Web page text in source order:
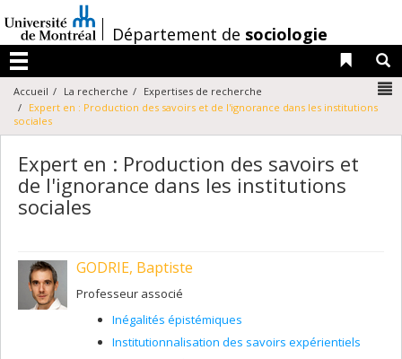
au
contenu
/Département de sociologie
Menu
Liens
Accueil La recherche
Expertises de recherche
Expert en : Production des savoirs et de l'ignorance dans les institutions
sociales
Expert en : Production des savoirs et
de l'ignorance dans les institutions
sociales
GODRIE, Baptiste
Professeur associé
Inégalités épistémiques
Institutionnalisation des savoirs expérientiels